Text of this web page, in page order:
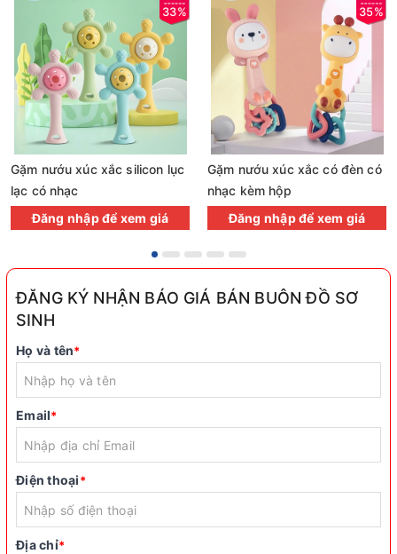
33%
Gặm nướu xúc xắc silicon lục
lạc có nhạc
Đăng nhập để xem giá
35%
Gặm nướu xúc xắc có đèn có
nhạc kèm hộp
Đăng nhập để xem giá
ĐĂNG KÝ NHẬN BÁO GIÁ BÁN BUÔN ĐỒ SƠ
SINH
Họ và tên*
Email*
Điện thoại*
Địa chỉ*